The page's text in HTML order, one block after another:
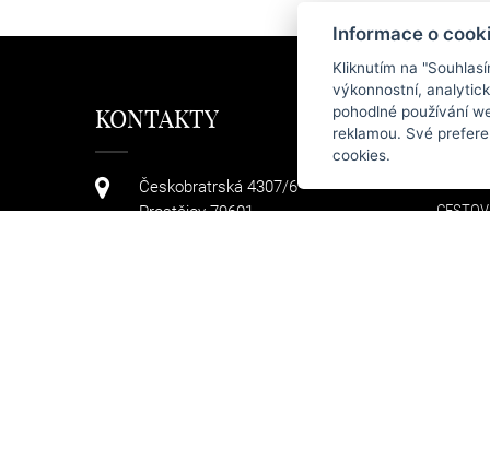
KONTAKTY
Českobratrská 4307/6
Prostějov 79601
Informace o
Kliknutím na
výkonnostní,
pohodlné používání
reklamou. Své
cookies.